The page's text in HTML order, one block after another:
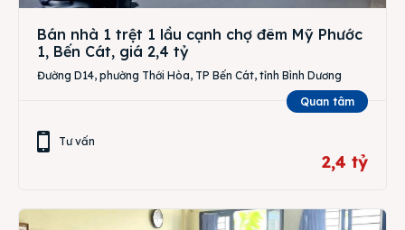
Bán nhà 1 trệt 1 lầu cạnh chợ đêm Mỹ Phước
1, Bến Cát, giá 2,4 tỷ
Đường D14, phường Thới Hòa, TP Bến Cát, tỉnh Bình Dương
Quan tâm
Tư vấn
2,4 tỷ